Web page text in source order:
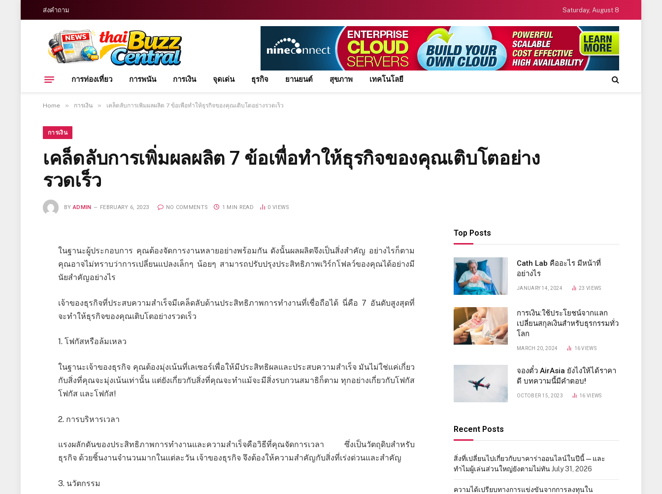
ส่งคำถาม Saturday, August 8
การท่องเที่ยว การพนัน การเงิน จุดเด่น ธุรกิจ ยานยนต์ สุขภาพ เทคโนโลยี
Home » การเงิน » เคล็ดลับการเพิ่มผลผลิต 7 ข้อเพื่อทำให้ธุรกิจของคุณเติบโตอย่างรวดเร็ว
การเงิน
เคล็ดลับการเพิ่มผลผลิต 7 ข้อเพื่อทำให้ธุรกิจของคุณเติบโตอย่าง
รวดเร็ว
BY ADMIN FEBRUARY 6, 2023 NO COMMENTS 1 MIN READ 0 VIEWS
ในฐานะผู้ประกอบการ คุณต้องจัดการงานหลายอย่างพร้อมกัน ดังนั้นผลผลิตจึงเป็นสิ่งสำคัญ อย่างไรก็ตาม
คุณอาจไม่ทราบว่าการเปลี่ยนแปลงเล็กๆ น้อยๆ สามารถปรับปรุงประสิทธิภาพเวิร์กโฟลว์ของคุณได้อย่างมี
นัยสำคัญอย่างไร
เจ้าของธุรกิจที่ประสบความสำเร็จมีเคล็ดลับด้านประสิทธิภาพการทำงานที่เชื่อถือได้ นี่คือ 7 อันดับสูงสุดที่
จะทำให้ธุรกิจของคุณเติบโตอย่างรวดเร็ว
1. โฟกัสหรือล้มเหลว
ในฐานะเจ้าของธุรกิจ คุณต้องมุ่งเน้นที่เลเซอร์เพื่อให้มีประสิทธิผลและประสบความสำเร็จ มันไม่ใช่แค่เกี่ยว
กับสิ่งที่คุณจะมุ่งเน้นเท่านั้น แต่ยังเกี่ยวกับสิ่งที่คุณจะทำแม้จะมีสิ่งรบกวนสมาธิก็ตาม ทุกอย่างเกี่ยวกับโฟกัส
โฟกัส และโฟกัส!
2. การบริหารเวลา
แรงผลักดันของประสิทธิภาพการทำงานและความสำเร็จคือวิธีที่คุณจัดการเวลา ซึ่งเป็นวัตถุดิบสำหรับ
ธุรกิจ ด้วยชิ้นงานจำนวนมากในแต่ละวัน เจ้าของธุรกิจ จึงต้องให้ความสำคัญกับสิ่งที่เร่งด่วนและสำคัญ
3. นวัตกรรม
Top Posts
Cath Lab คืออะไร มีหน้าที่
อย่างไร
JANUARY 14, 2024 23VIEWS
การเงิน:ใช้ประโยชน์จากแลก
เปลี่ยนสกุลเงินสำหรับธุรกรรมทั่ว
โลก
MARCH 20, 2024 16VIEWS
จองตั๋ว AirAsia ยังไงให้ได้ราคา
ดี บทความนี้มีคำตอบ!
OCTOBER 15, 2023 16VIEWS
Recent Posts
สิ่งที่เปลี่ยนไปเกี่ยวกับบาคาร่าออนไลน์ในปีนี้ — และ
ทำไมผู้เล่นส่วนใหญ่ยังตามไม่ทันJuly 31, 2026
ความได้เปรียบทางการแข่งขันจากการลงทุนใน